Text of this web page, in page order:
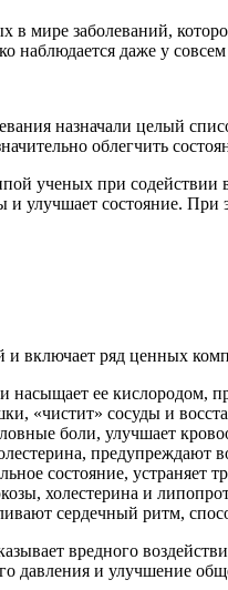
мире заболеваний,
наблюдается даже у
назначали целый
облегчить
ученых при содействии
и улучшает состояние.
включает ряд ценных
ее кислородом,
«чистит» сосуды и
боли, улучшает
предупреждают
состояние, устраняет
холестерина и
сердечный ритм,
вредного
давления и улучшение